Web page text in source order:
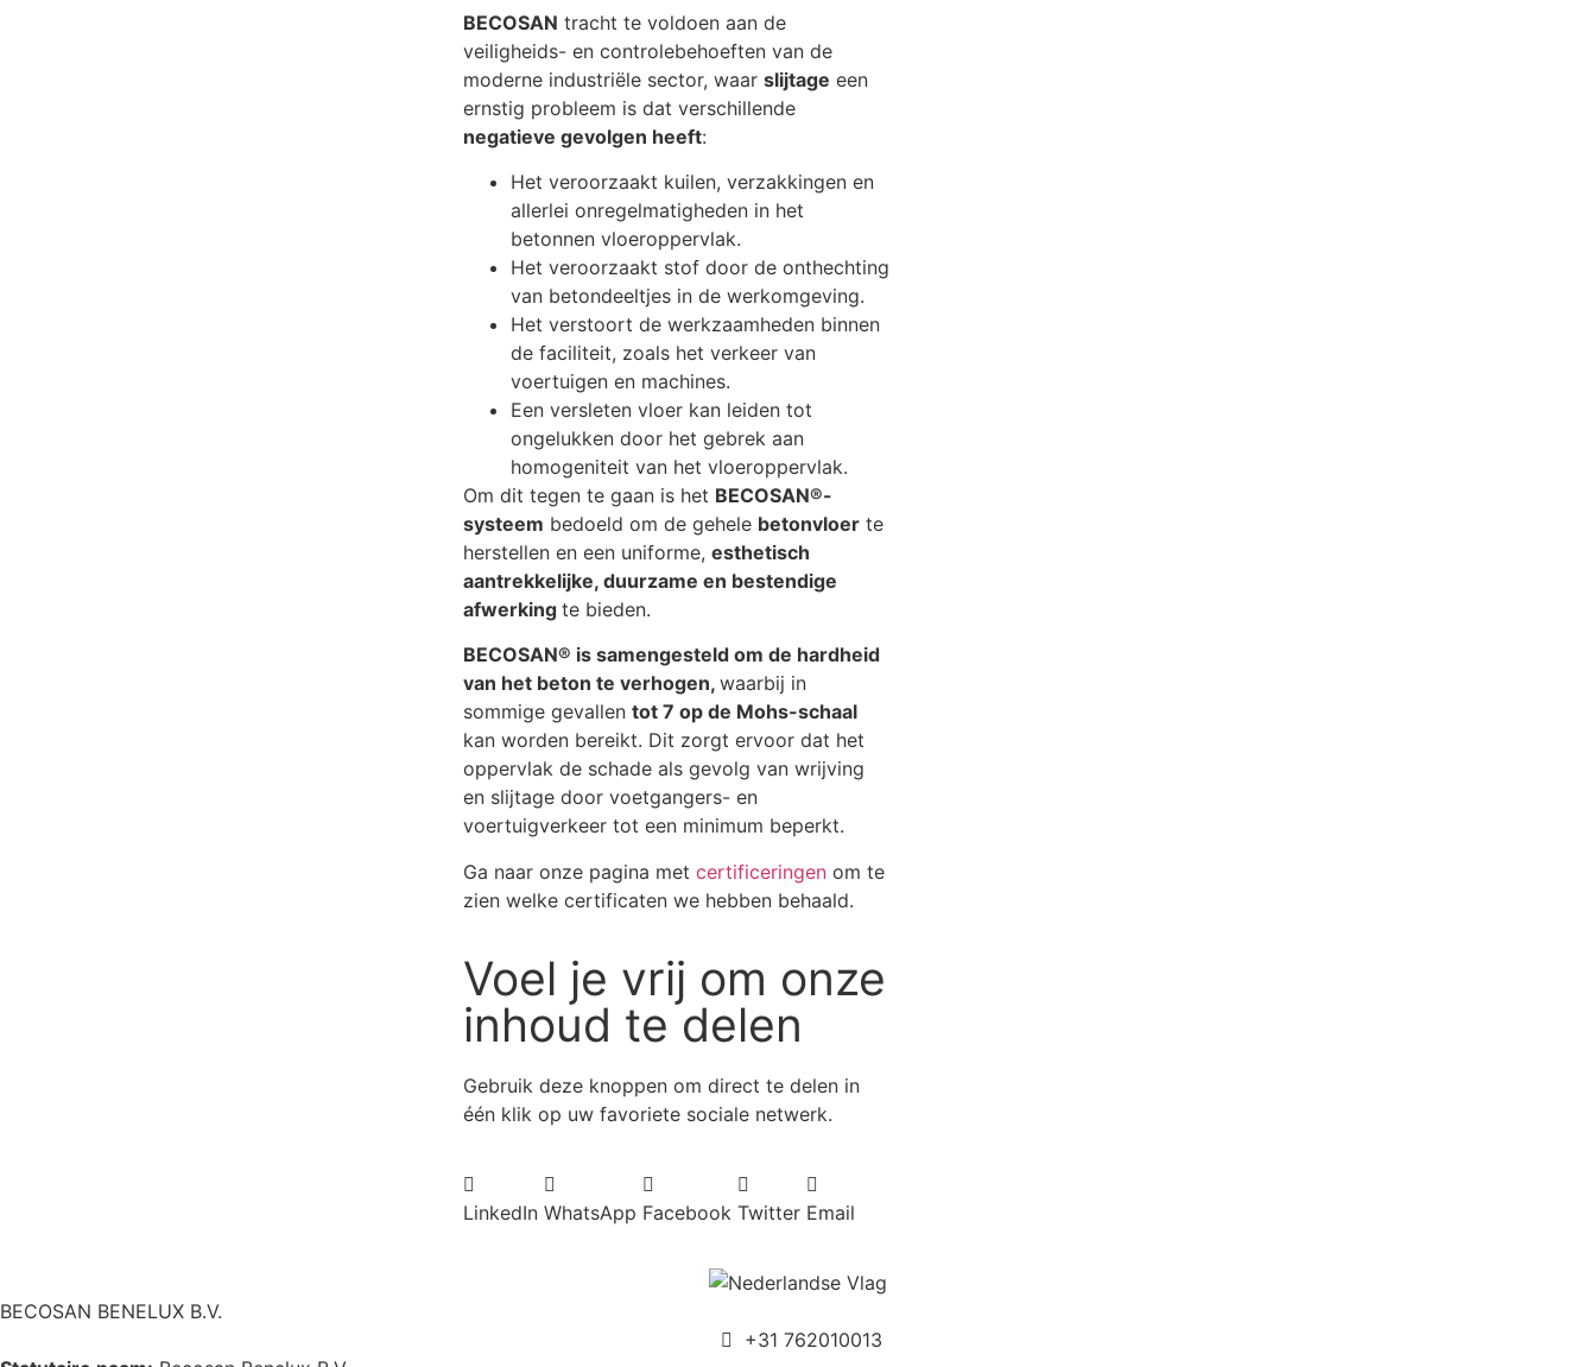
BECOSAN tracht te voldoen aan de
veiligheids- en controlebehoeften van de
moderne industriële sector, waar slijtage een
ernstig probleem is dat verschillende
negatieve gevolgen heeft:
Het veroorzaakt kuilen, verzakkingen en
allerlei onregelmatigheden in het
betonnen vloeroppervlak.
Het veroorzaakt stof door de onthechting
van betondeeltjes in de werkomgeving.
Het verstoort de werkzaamheden binnen
de faciliteit, zoals het verkeer van
voertuigen en machines.
Een versleten vloer kan leiden tot
ongelukken door het gebrek aan
homogeniteit van het vloeroppervlak.
Om dit tegen te gaan is het BECOSAN®-
systeem bedoeld om de gehele betonvloerte
herstellen en een uniforme, esthetisch
aantrekkelijke, duurzame en bestendige
afwerking te bieden.
BECOSAN® is samengesteld om de hardheid
van het beton te verhogen, waarbij in
sommige gevallen tot 7 op de Mohs-schaal
kan worden bereikt. Dit zorgt ervoor dat het
oppervlak de schade als gevolg van wrijving
en slijtage door voetgangers- en
voertuigverkeer tot een minimum beperkt.
Ga naar onze pagina met certificeringenom te
zien welke certificaten we hebben behaald.
Voel je vrij om onze
inhoud te delen
Gebruik deze knoppen om direct te delen in
één klik op uw favoriete sociale netwerk.
LinkedIn WhatsApp Facebook Twitter Email
BECOSAN BENELUX B.V.
+31 762010013